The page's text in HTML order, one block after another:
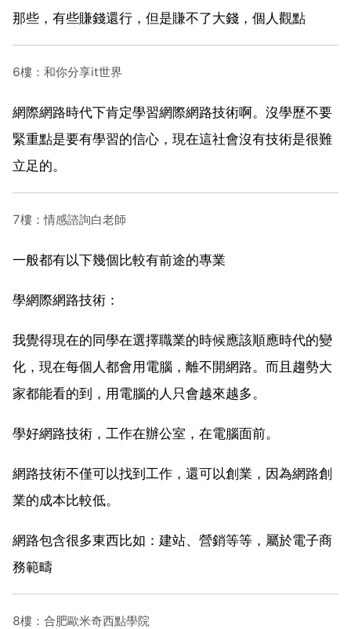
那些，有些賺錢還行，但是賺不了大錢，個人觀點
6樓：和你分享it世界
網際網路時代下肯定學習網際網路技術啊。沒學歷不要
緊重點是要有學習的信心，現在這社會沒有技術是很難
立足的。
7樓：情感諮詢白老師
一般都有以下幾個比較有前途的專業
學網際網路技術：
我覺得現在的同學在選擇職業的時候應該順應時代的變
化，現在每個人都會用電腦，離不開網路。而且趨勢大
家都能看的到，用電腦的人只會越來越多。
學好網路技術，工作在辦公室，在電腦面前。
網路技術不僅可以找到工作，還可以創業，因為網路創
業的成本比較低。
網路包含很多東西比如：建站、營銷等等，屬於電子商
務範疇
8樓：合肥歐米奇西點學院